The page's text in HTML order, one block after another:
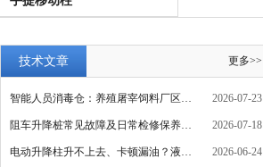
更多>>
技术文章
智能人员消毒仓：养殖屠宰饲料厂区生物安全消杀设施 2026-07-23
阻车升降桩常见故障及日常检修保养方法 2026-07-18
电动升降柱升不上去、卡顿漏油？液压系统检修 2026-06-24